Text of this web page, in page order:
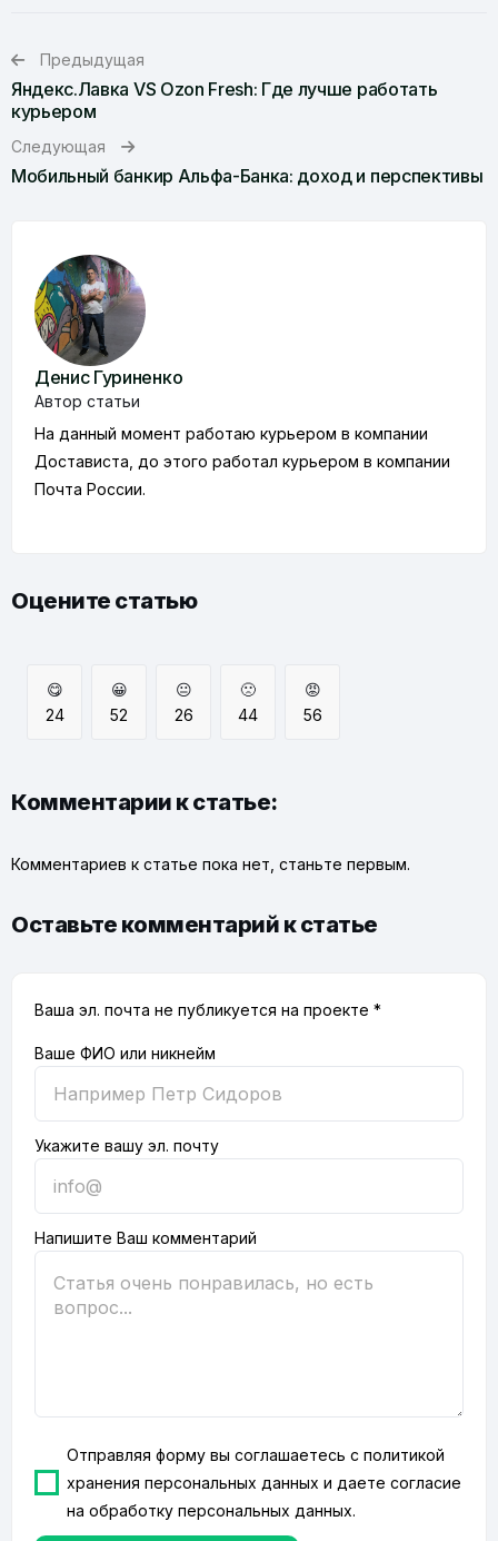
Предыдущая
Яндекс.Лавка VS Ozon Fresh: Где лучше работать
курьером
Следующая
Мобильный банкир Альфа-Банка: доход и перспективы
Денис Гуриненко
Автор статьи
На данный момент работаю курьером в компании
Достависта, до этого работал курьером в компании
Почта России.
Оцените статью
😋
24
😀
52
😐
26
🙁
44
😡
56
Комментарии к статье:
Комментариев к статье пока нет, станьте первым.
Оставьте комментарий к статье
Ваша эл. почта не публикуется на проекте *
Ваше ФИО или никнейм
Укажите вашу эл. почту
Напишите Ваш комментарий
Отправляя форму вы соглашаетесь сполитикой
хранения персональных данных и даете согласие
наобработку персональных данных.